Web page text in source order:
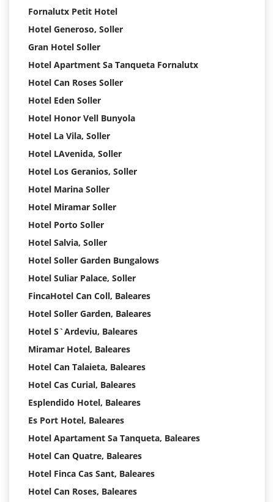
Fornalutx Petit Hotel
Hotel Generoso, Soller
Gran Hotel Soller
Hotel Apartment Sa Tanqueta Fornalutx
Hotel Can Roses Soller
Hotel Eden Soller
Hotel Honor Vell Bunyola
Hotel La Vila, Soller
Hotel LAvenida, Soller
Hotel Los Geranios, Soller
Hotel Marina Soller
Hotel Miramar Soller
Hotel Porto Soller
Hotel Salvia, Soller
Hotel Soller Garden Bungalows
Hotel Suliar Palace, Soller
FincaHotel Can Coll, Baleares
Hotel Soller Garden, Baleares
Hotel S`Ardeviu, Baleares
Miramar Hotel, Baleares
Hotel Can Talaieta, Baleares
Hotel Cas Curial, Baleares
Esplendido Hotel, Baleares
Es Port Hotel, Baleares
Hotel Apartament Sa Tanqueta, Baleares
Hotel Can Quatre, Baleares
Hotel Finca Cas Sant, Baleares
Hotel Can Roses, Baleares